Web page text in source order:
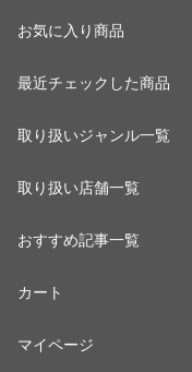
対応可＞
お気に入り商品
最近チェックした商品
取り扱いジャンル一覧
取り扱い店舗一覧
おすすめ記事一覧
カート
マイページ